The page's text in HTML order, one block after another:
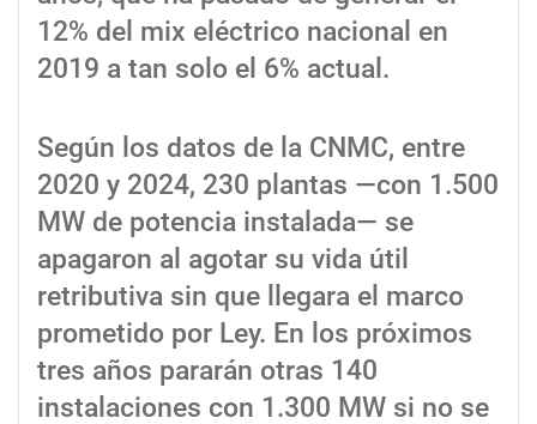
12% del mix eléctrico nacional en
2019 a tan solo el 6% actual.
Según los datos de la CNMC, entre
2020 y 2024, 230 plantas —con 1.500
MW de potencia instalada— se
apagaron al agotar su vida útil
retributiva sin que llegara el marco
prometido por Ley. En los próximos
tres años pararán otras 140
instalaciones con 1.300 MW si no se